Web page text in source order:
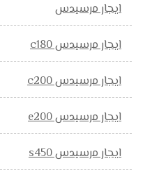
ايجار مرسيدس
ايجار مرسيدس c180
ايجار مرسيدس c200
ايجار مرسيدس e200
ايجار مرسيدس s450